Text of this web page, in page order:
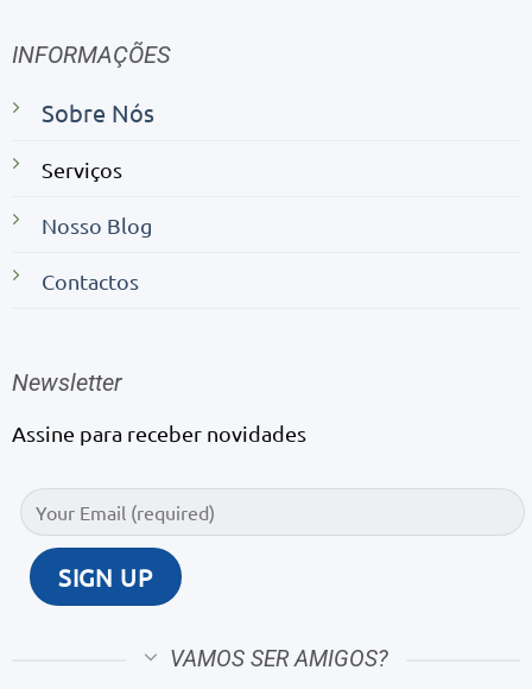
INFORMAÇÕES
Sobre Nós
Serviços
Nosso Blog
Contactos
Newsletter
Assine para receber novidades
VAMOS SER AMIGOS?